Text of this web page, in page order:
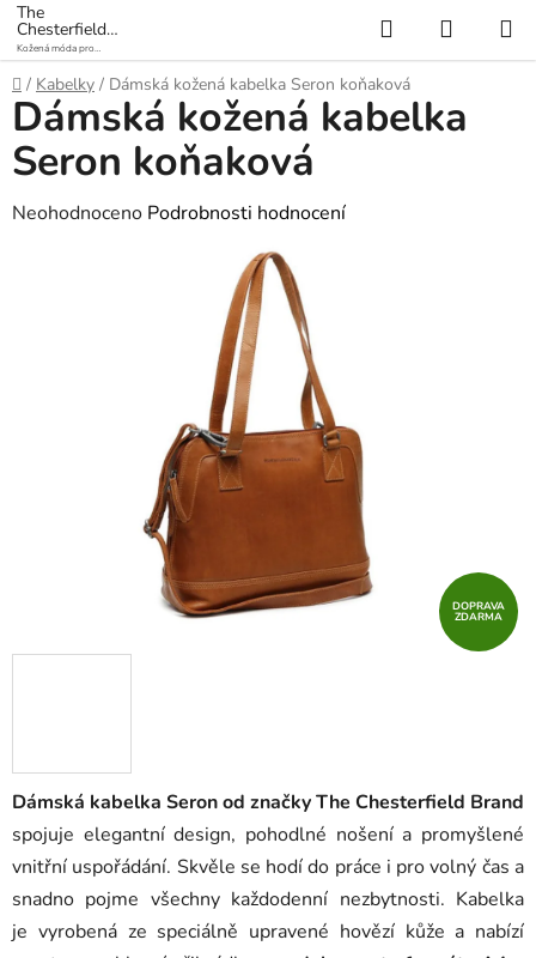
Přejít
na
obsah
The
Chesterfield
Brand
Kožená móda pro
každý den
Hledat
KOŠÍK
Domů
/ Kabelky / Dámská kožená kabelka Seron koňaková
Dámská kabelka Seron od značky The Chesterfield Brand
spojuje elegantní design, pohodlné nošení a promyšlené
vnitřní uspořádání. Skvěle se hodí do práce i pro volný čas a
snadno pojme všechny každodenní nezbytnosti. Kabelka
je vyrobená ze speciálně upravené hovězí kůže a nabízí
Dámská kožená kabelka
Seron koňaková
Průměrné
Neohodnoceno Podrobnosti hodnocení
DOPRAVA
ZDARMA